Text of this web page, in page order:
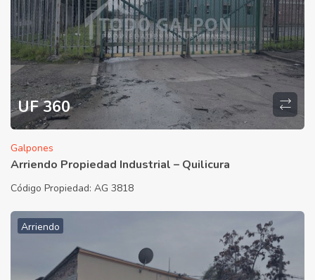
UF 360
Galpones
Arriendo Propiedad Industrial – Quilicura
Código Propiedad: AG 3818
Arriendo